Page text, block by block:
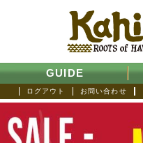
GUIDE
お問い合わせ
ログアウト